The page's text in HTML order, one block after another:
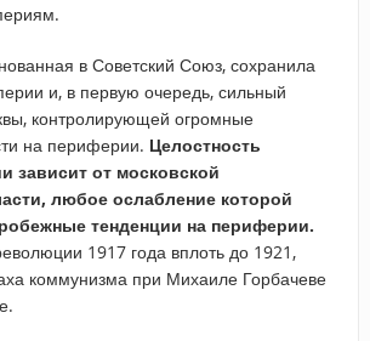
в Советский Союз, сохранила
и, в первую очередь, сильный
контролирующей огромные
на периферии. Целостность
зависит от московской
любое ослабление которой
тенденции на периферии.
1917 года вплоть до 1921,
коммунизма при Михаиле Горбачеве